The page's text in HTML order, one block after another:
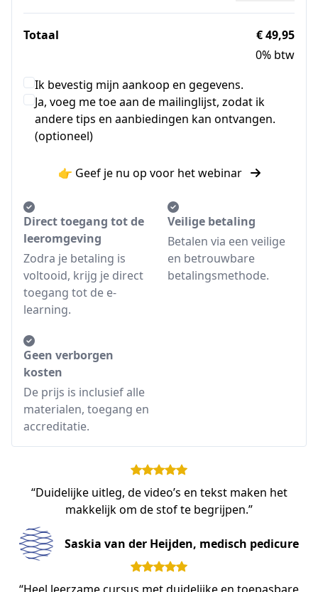
Totaal
€ 49,95
0% btw
Ik bevestig mijn aankoop en gegevens.
Ja, voeg me toe aan de mailinglijst, zodat ik
andere tips en aanbiedingen kan ontvangen.
(optioneel)
👉 Geef je nu op voor het webinar
Direct toegang tot de
leeromgeving
Zodra je betaling is
voltooid, krijg je direct
toegang tot de e-
learning.
Veilige betaling
Betalen via een veilige
en betrouwbare
betalingsmethode.
Geen verborgen
kosten
De prijs is inclusief alle
materialen, toegang en
accreditatie.
“Duidelijke uitleg, de video’s en tekst maken het
makkelijk om de stof te begrijpen.”
Saskia van der Heijden, medisch pedicure